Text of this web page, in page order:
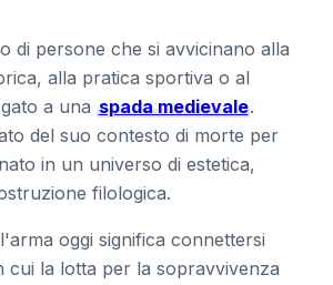
di persone che si avvicinano alla
alla pratica sportiva o al
a una spada medievale.
del suo contesto di morte per
in un universo di estetica,
filologica.
oggi significa connettersi
cui la lotta per la sopravvivenza